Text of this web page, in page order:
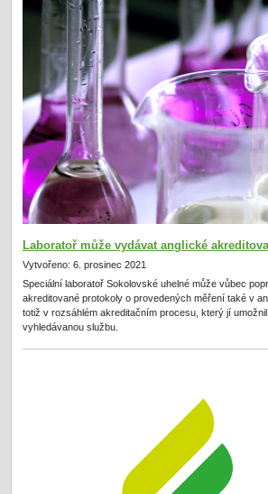
Laboratoř může vydávat anglické
Vytvořeno: 6. prosinec 2021
Speciální laboratoř Sokolovské uhelné může vůbec
akreditované protokoly o provedených měření také v
totiž v rozsáhlém akreditačním procesu, který jí
vyhledávanou službu.